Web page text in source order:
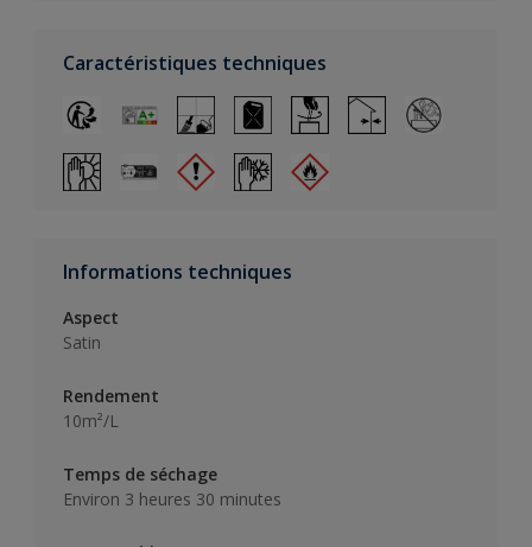
Caractéristiques techniques
Informations techniques
Aspect
Satin
Rendement
10m²/L
Temps de séchage
Environ 3 heures 30 minutes